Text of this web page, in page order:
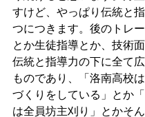
すけど、やっぱり伝統と
つにつきます。後のトレ
とか生徒指導とか、技術
伝統と指導力の下に全て
ものであり、「洛南高校
づくりをしている」とか
は全員坊主刈り」とかそ